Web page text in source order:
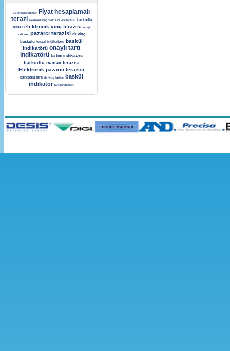
elektronik indikatör
Fİyat hesaplamalı
terazi elektronik vinç baskül dr vinç terazisi
barkodlu
terazi elektronik vinç terazisi onaylı
indikator pazarcı terazisi dr vinç
baskülü terazi indikatörü baskül
indikatörü onaylı tartı
indikatörü tartım indikatörü
barkodlu manav terazisi
Elektronik pazarcı terazisi
barkodlu tartı dr vinç tartısı baskül
indikatör tarezi indikatörü